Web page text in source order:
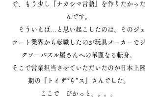
で、もう少し『ナカシマ言語』を作りたかった
んです。
そういえば…と思い起こしたのは、そのジェ
ラ－ト業界から転職したのが玩具メ－カ－でジ
グソ－パズル屋さんへの華麗なる転身。
そこで営業担当させていただいたのが日本上陸
期の『トイザ“ら”ス』さんでした。
ここで ぴかっと。。。。